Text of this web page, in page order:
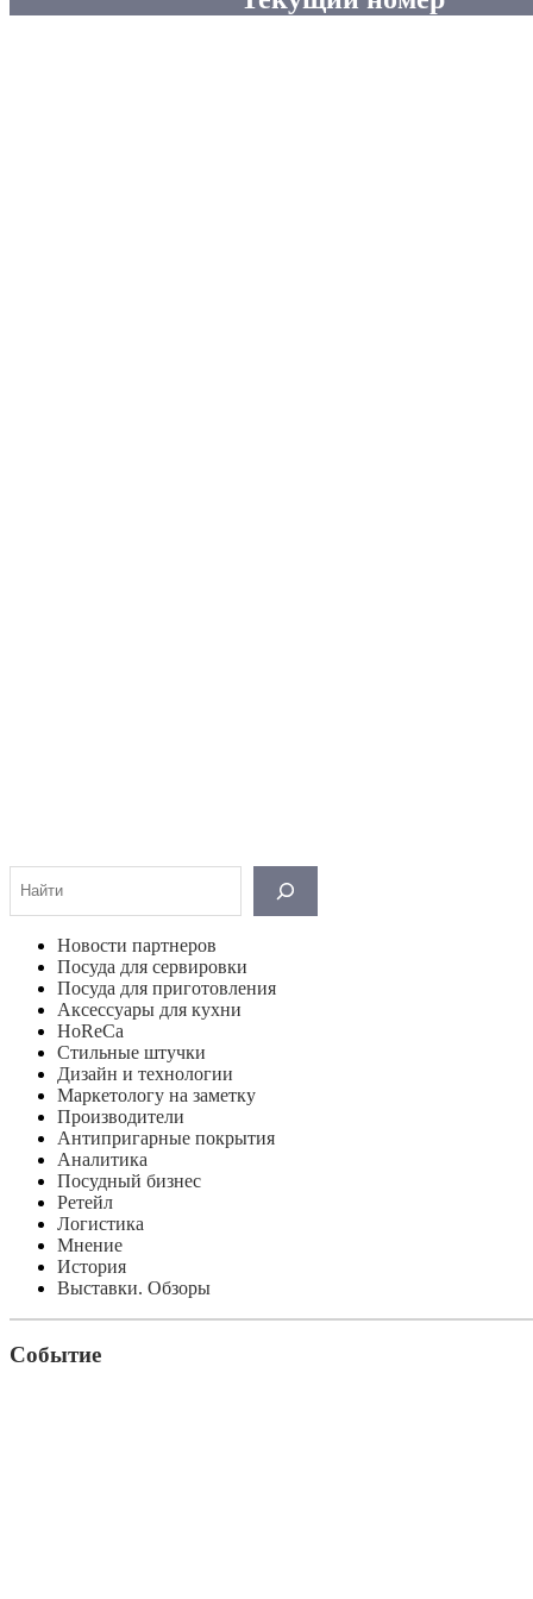
Новости партнеров
Посуда для сервировки
Посуда для приготовления
Аксессуары для кухни
HoReCa
Стильные штучки
Дизайн и технологии
Маркетологу на заметку
Производители
Антипригарные покрытия
Аналитика
Посудный бизнес
Ретейл
Логистика
Мнение
История
Выставки. Обзоры
Событие